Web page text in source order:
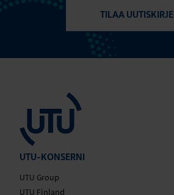
TILAA UUTISKIRJE
UTU-KONSERNI
UTU Group
UTU Finland